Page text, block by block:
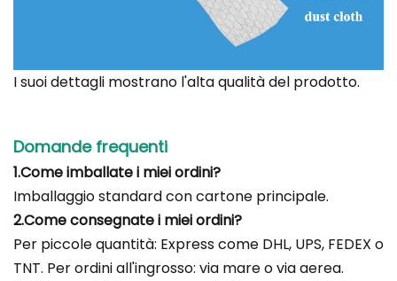
I suoi dettagli mostrano l'alta qualità del prodotto.
Domande frequenti
1.Come imballate i miei ordini?
Imballaggio standard con cartone principale.
2.Come consegnate i miei ordini?
Per piccole quantità: Express come DHL, UPS, FEDEX o
TNT. Per ordini all'ingrosso: via mare o via aerea.